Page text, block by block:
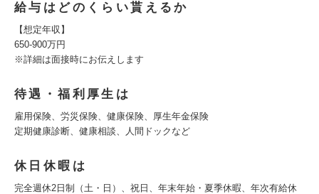
給与はどのくらい貰えるか
【想定年収】
650-900万円
※詳細は面接時にお伝えします
待遇・福利厚生は
雇用保険、労災保険、健康保険、厚生年金保険
定期健康診断、健康相談、人間ドックなど
休日休暇は
完全週休2日制（土・日）、祝日、年末年始・夏季休暇、年次有給休